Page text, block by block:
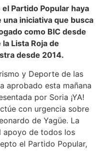
Partido Popular haya
iniciativa que busca
como BIC desde
Lista Roja de
desde 2014.
y Deporte de las
aprobado esta mañana
por Soria ¡YA!
con urgencia sobre
de Yagüe. La
apoyo de todos los
el Partido Popular,